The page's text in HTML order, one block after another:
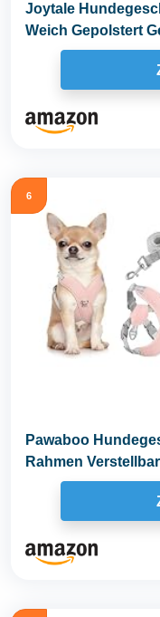
Joytale
Weich Gepolstert
Brustgeschirr...
6
Pawaboo
Rahmen
Hund...